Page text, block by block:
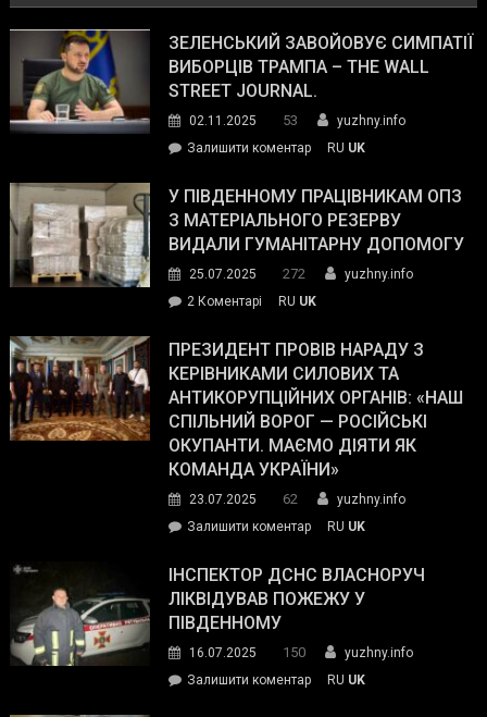
ЗЕЛЕНСЬКИЙ ЗАВОЙОВУЄ СИМПАТІЇ
ВИБОРЦІВ ТРАМПА – THE WALL
STREET JOURNAL.
02.11.2025 53
yuzhny.info
Залишити коментарon
завойовує
симпатії
виборців
The
Street
Journal.
RU UK
У ПІВДЕННОМУ ПРАЦІВНИКАМ ОПЗ
З МАТЕРІАЛЬНОГО РЕЗЕРВУ
ВИДАЛИ ГУМАНІТАРНУ ДОПОМОГУ
25.07.2025 272
yuzhny.info
2 Коментарі
Південному
працівникам
ОПЗ
з
матеріального
резерву
гуманітарну
допомогу
RU UK
ПРЕЗИДЕНТ ПРОВІВ НАРАДУ З
КЕРІВНИКАМИ СИЛОВИХ ТА
АНТИКОРУПЦІЙНИХ ОРГАНІВ: «НАШ
СПІЛЬНИЙ ВОРОГ — РОСІЙСЬКІ
ОКУПАНТИ. МАЄМО ДІЯТИ ЯК
КОМАНДА УКРАЇНИ»
23.07.2025 62
yuzhny.info
Залишити коментарon
провів
нараду
силових
та
RU UK
ІНСПЕКТОР ДСНС ВЛАСНОРУЧ
ЛІКВІДУВАВ ПОЖЕЖУ У
ПІВДЕННОМУ
16.07.2025 150
yuzhny.info
Залишити коментарon
RU UK